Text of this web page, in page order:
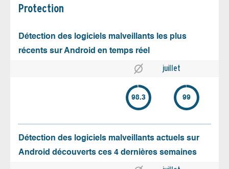
Protection
Détection des logiciels malveillants les plus
récents sur Android en temps réel
juillet
98.3 99
Détection des logiciels malveillants actuels sur
Android découverts ces 4 dernières semaines